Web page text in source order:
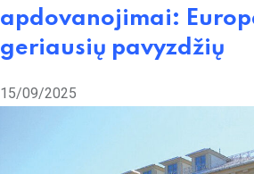
apdovanojimai:
geriausių pavyzdžių
15/09/2025